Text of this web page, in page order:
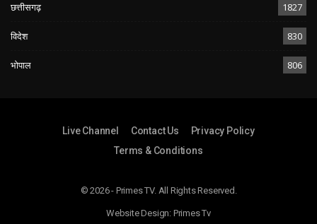
छत्तीसगढ़ 1827
विदेश 830
भोपाल 806
Live Channel Contact Us
Privacy Policy
Terms & Conditions
© 2026 - Primes TV. All Rights Reserved.
Website Design: Primes Tv